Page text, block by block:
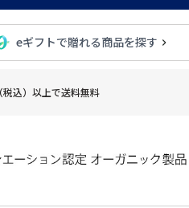
eギフトで贈れる商品を探す
込）以上で送料無料